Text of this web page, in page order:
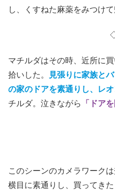
し、くすねた麻薬をみつけて
マチルダはその時、近所に
拾いした。
見張りに家族と
の家のドアを素通りし、レ
チルダ。泣きながら
「ドア
このシーンのカメラワーク
横目に素通りし、買ってき